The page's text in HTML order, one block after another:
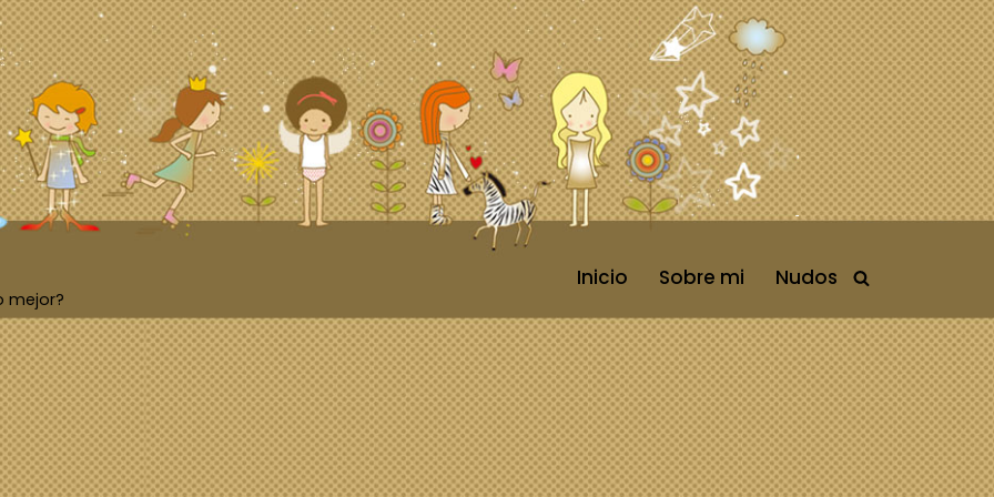
mejor?
Inicio Sobre mi Nudos